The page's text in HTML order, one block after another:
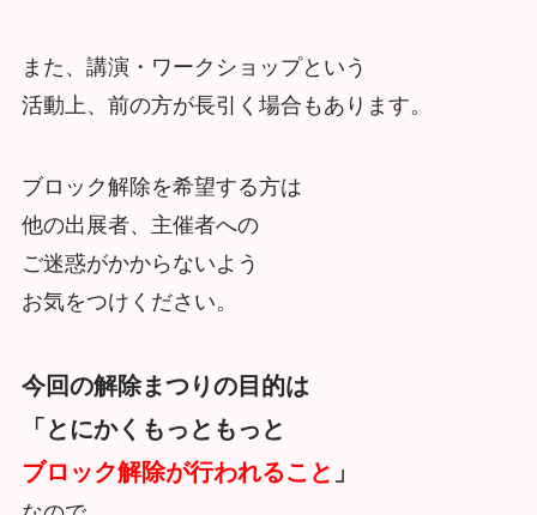
また、講演・ワークショップという
活動上、前の方が長引く場合もあります。
ブロック解除を希望する方は
他の出展者、主催者への
ご迷惑がかからないよう
お気をつけください。
今回の解除まつりの目的は
「とにかくもっともっと
ブロック解除が行われること 」